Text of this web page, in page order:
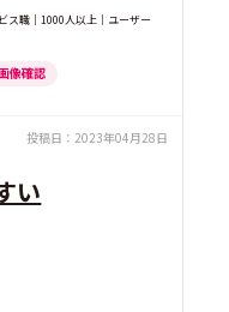
ス職｜1000人以上｜ユーザー
像確認
投稿日： 2023年04月28日
い